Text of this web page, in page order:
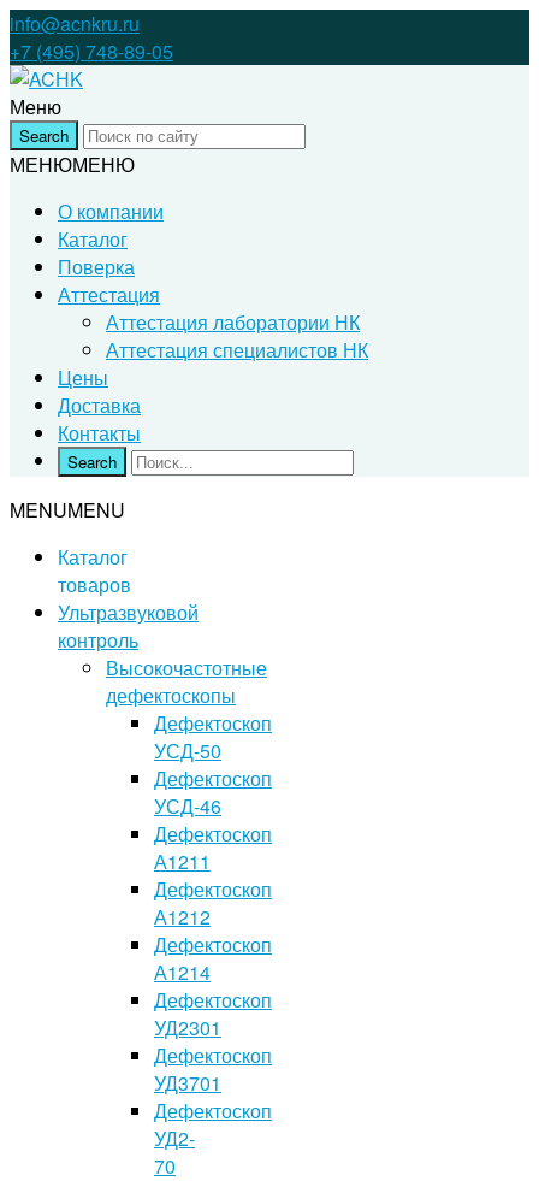
info@acnkru.ru
+7 (495) 748-89-05
Меню
МЕНЮМЕНЮ
О компании
Каталог
Поверка
Аттестация
Аттестация лаборатории НК
Аттестация специалистов НК
Цены
Доставка
Контакты
MENUMENU
Каталог
товаров
Ультразвуковой
контроль
Высокочастотные
дефектоскопы
Дефектоскоп
УСД-50
Дефектоскоп
УСД-46
Дефектоскоп
А1211
Дефектоскоп
А1212
Дефектоскоп
А1214
Дефектоскоп
УД2301
Дефектоскоп
УД3701
Дефектоскоп
УД2-
70